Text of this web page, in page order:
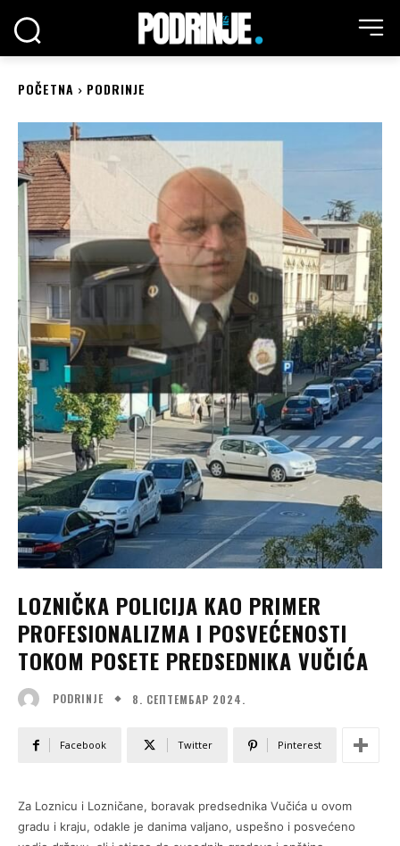
POČETNA PODRINJE
LOZNIČKA POLICIJA KAO PRIMER
PROFESIONALIZMA I POSVEĆENOSTI
TOKOM POSETE PREDSEDNIKA VUČIĆA
PODRINJE 8. СЕПТЕМБАР 2024.
Facebook Twitter Pinterest
Za Loznicu i Lozničane, boravak predsednika Vučića u ovom
gradu i kraju, odakle je danima valjano, uspešno i posvećeno